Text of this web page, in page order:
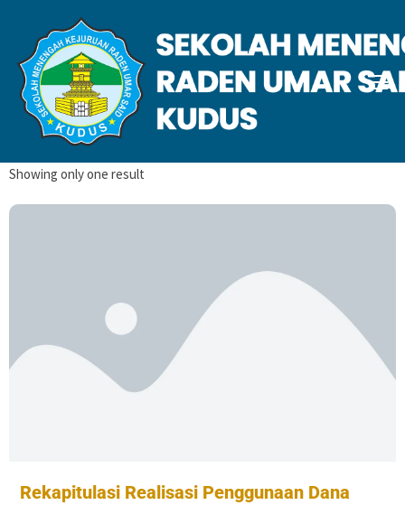
Juli 2025
Home2025Juli
Showing only one result
Rekapitulasi Realisasi Penggunaan Dana